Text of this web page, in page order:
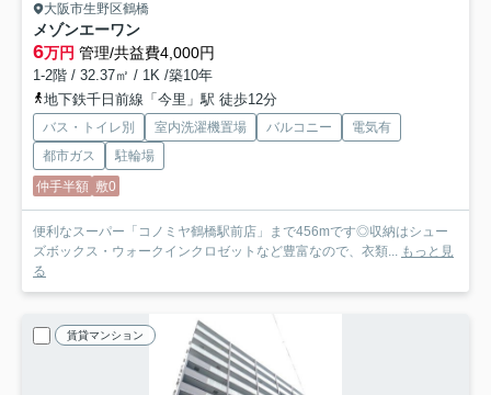
大阪市生野区鶴橋
メゾンエーワン
6万円 管理/共益費4,000円
1-2階 / 32.37㎡ / 1K /築10年
地下鉄千日前線「今里」駅 徒歩12分
バス・トイレ別 室内洗濯機置場 バルコニー
電気有
都市ガス
駐輪場
仲手半額 敷0
便利なスーパー「コノミヤ鶴橋駅前店」まで456mです◎収納はシュー
ズボックス・ウォークインクロゼットなど豊富なので、衣類... もっと見
る
賃貸マンション